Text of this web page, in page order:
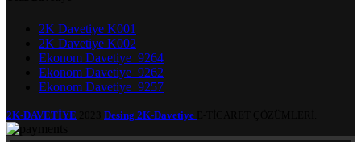
2K Davetiye K001
2K Davetiye K002
Ekonom Davetiye_9264
Ekonom Davetiye_9262
Ekonom Davetiye_9257
2K-DAVETİYE Desing 2K-Davetiye